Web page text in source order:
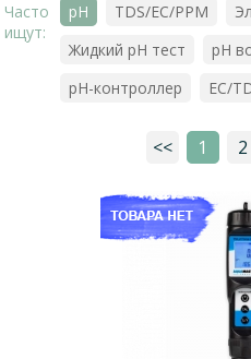
Часто
ищут:
pH TDS/EC/PPM
Жидкий pH тест
pH
pH-контроллер
EC/
<< 1 2